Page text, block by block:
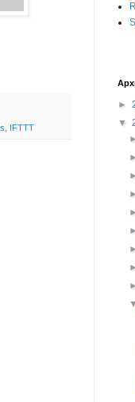
IFTTT
►
▼